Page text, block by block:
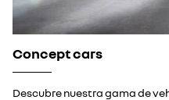
Concept cars
Descubre nuestra gama de